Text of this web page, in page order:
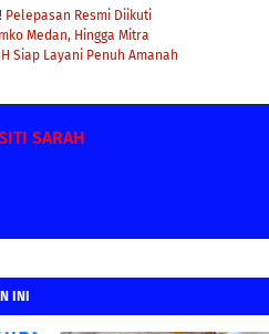
Pelepasan Resmi Diikuti
Medan, Hingga Mitra
Siap Layani Penuh Amanah
SARAH
INI